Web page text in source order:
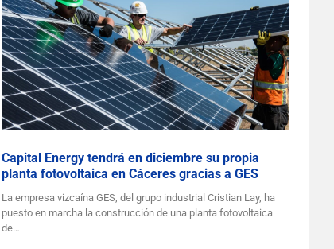
Capital Energy tendrá en diciembre su propia
planta fotovoltaica en Cáceres gracias a GES
La empresa vizcaína GES, del grupo industrial Cristian Lay, ha
puesto en marcha la construcción de una planta fotovoltaica
de…